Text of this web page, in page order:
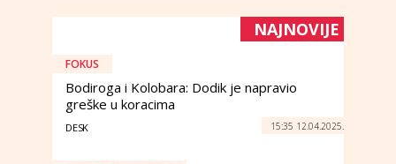
NAJNOVIJE
FOKUS
Bodiroga i Kolobara: Dodik je napravio
greške u koracima
DESK 15:35 12.04.2025.